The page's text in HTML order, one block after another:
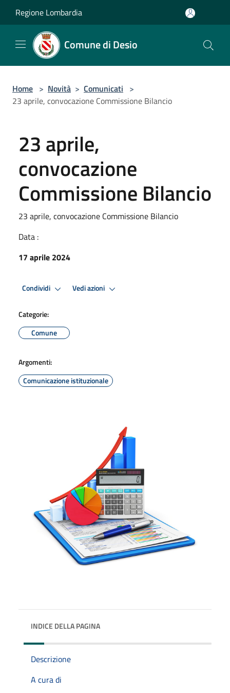
Regione Lombardia
Comune di Desio
Home > Novità > Comunicati >
23 aprile, convocazione Commissione Bilancio
23 aprile,
convocazione
Commissione Bilancio
23 aprile, convocazione Commissione Bilancio
Data :
17 aprile 2024
Condividi Vedi azioni
Categorie:
Comune
Argomenti:
Comunicazione istituzionale
INDICE DELLA PAGINA
Descrizione
A cura di